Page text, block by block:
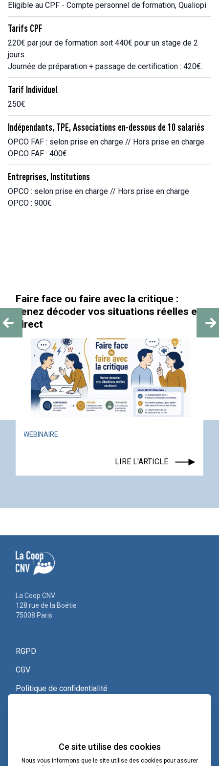
Eligible au CPF - Compte personnel de formation, Qualiopi
Tarifs CPF
220€ par jour de formation soit 440€ pour un stage de 2
jours.
Journée de préparation + passage de certification : 420€.
Tarif Individuel
250€
Indépendants, TPE, Associations en-dessous de 10 salariés
OPCO FAF : selon prise en charge // Hors prise en charge
OPCO FAF : 400€
Entreprises, Institutions
OPCO : selon prise en charge // Hors prise en charge
OPCO : 900€
en
« Au-delà des paillettes »
ACTUALITÉ ÉVÉNEMENT
La Coop CNV
128 rue de la Boétie
75008 Paris
RGPD
CGV
Politique de confidentialité
Voir le certificat QualiopiCe site utilise des cookies
Nous vous informons que le site utilise des cookies pour assurer